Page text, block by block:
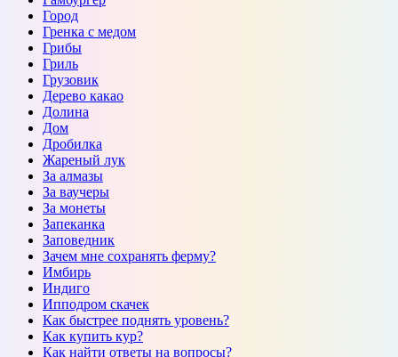
Город
Гренка с медом
Грибы
Гриль
Грузовик
Дерево какао
Долина
Дом
Дробилка
Жареный лук
За алмазы
За ваучеры
За монеты
Запеканка
Заповедник
Зачем мне сохранять ферму?
Имбирь
Индиго
Ипподром скачек
Как быстрее поднять уровень?
Как купить кур?
Как найти ответы на вопросы?